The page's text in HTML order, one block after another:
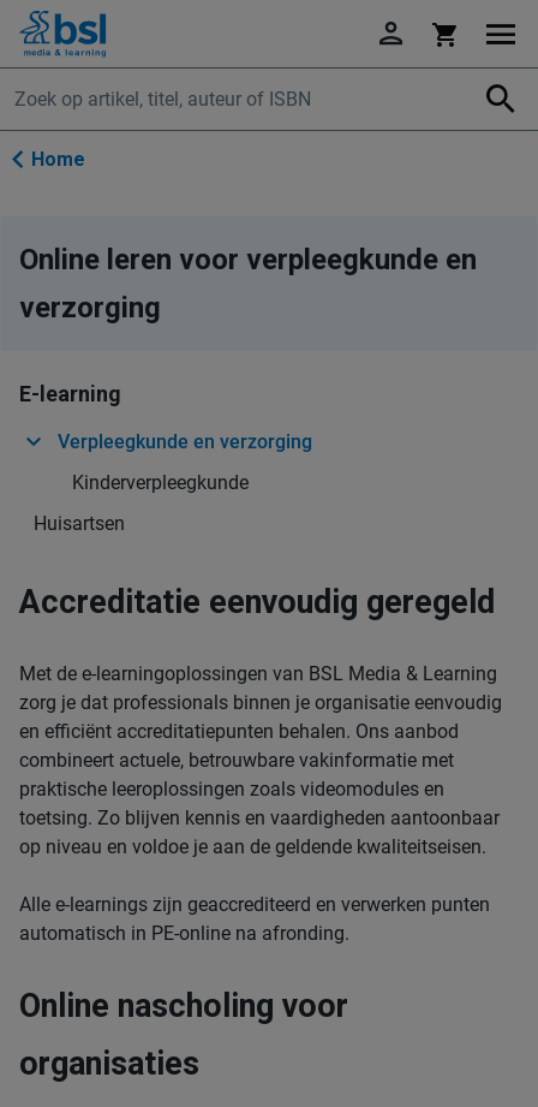
Ga
naar
de
inhoud
Home
Online leren voor verpleegkunde en
verzorging
E-learning
Verpleegkunde en verzorging
Kinderverpleegkunde
Huisartsen
Accreditatie eenvoudig geregeld
Met de e-learningoplossingen van BSL Media & Learning
zorg je dat professionals binnen je organisatie eenvoudig
en efficiënt accreditatiepunten behalen. Ons aanbod
combineert actuele, betrouwbare vakinformatie met
praktische leeroplossingen zoals videomodules en
toetsing. Zo blijven kennis en vaardigheden aantoonbaar
op niveau en voldoe je aan de geldende kwaliteitseisen.
Alle e-learnings zijn geaccrediteerd en verwerken punten
automatisch in PE-online na afronding.
Online nascholing voor
organisaties